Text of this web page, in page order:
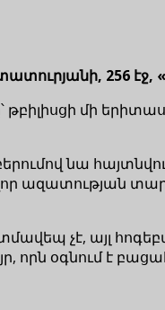
256 էջ,
մի
նա
չէ, այլ
որն օգնում է